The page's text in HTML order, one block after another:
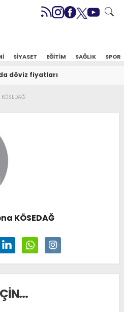
SİYASET EĞİTİM SAĞLIK SPOR
döviz fiyatları
KÖSEDAĞ